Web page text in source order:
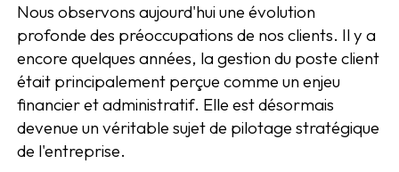
Nous observons aujourd'hui une évolution
profonde des préoccupations de nos clients. Il y a
encore quelques années, la gestion du poste client
était principalement perçue comme un enjeu
financier et administratif. Elle est désormais
devenue un véritable sujet de pilotage stratégique
de l'entreprise.